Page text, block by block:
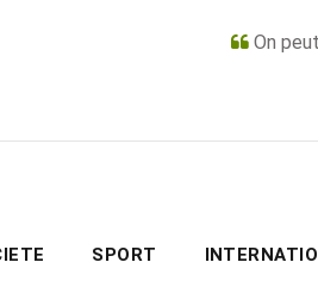
On
SPORTPUBLICITÉ